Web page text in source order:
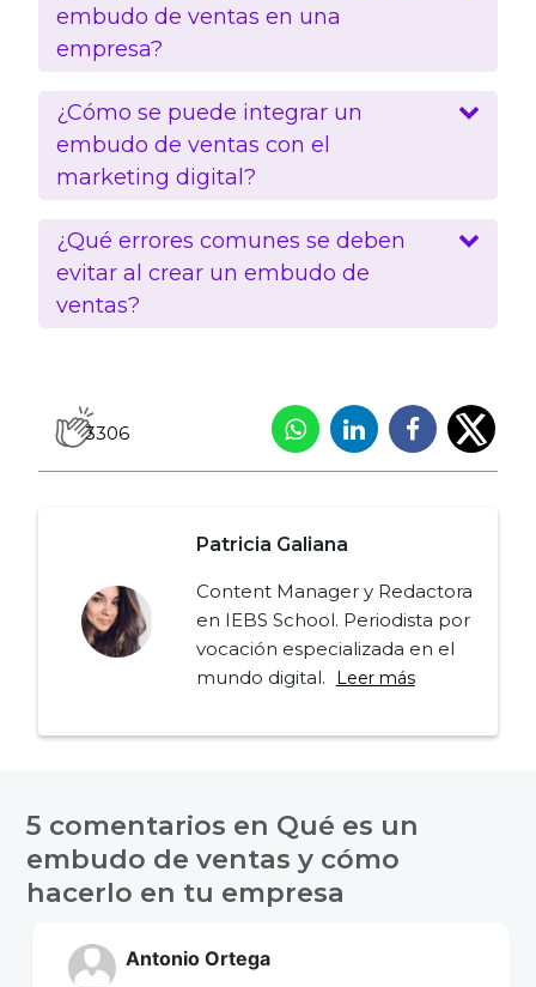
embudo de ventas en una
empresa?
¿Cómo se puede integrar un
embudo de ventas con el
marketing digital?
¿Qué errores comunes se deben
evitar al crear un embudo de
ventas?
3306
Patricia Galiana
Content Manager y Redactora
en IEBS School. Periodista por
vocación especializada en el
mundo digital.
Leer más
de
entradas
5 comentarios en Qué es un
embudo de ventas y cómo
hacerlo en tu empresa
Antonio Ortega